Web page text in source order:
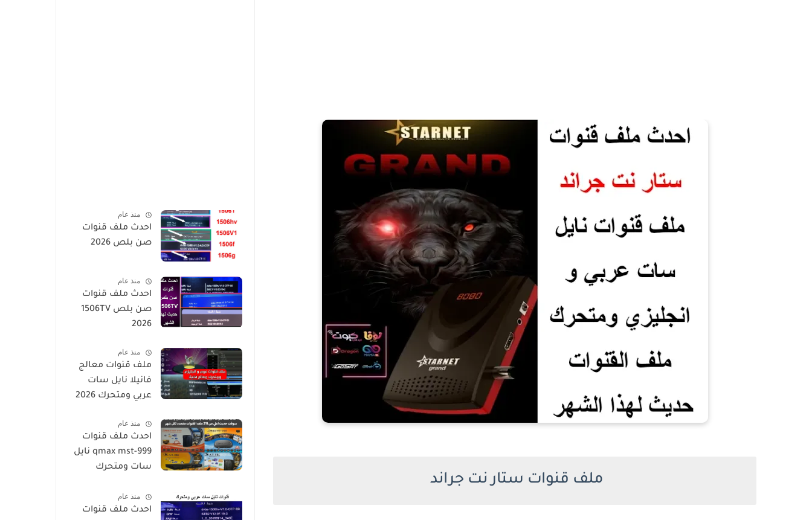
ملف قنوات ستار نت جراند
منذ عام
احدث ملف قنوات
صن بلص 2026
منذ عام
احدث ملف قنوات
صن بلص 1506TV
2026
منذ عام
ملف قنوات معالج
فانيلا نايل سات
عربي ومتحرك 2026
منذ عام
احدث ملف قنوات
qmax mst-999 نايل
سات ومتحرك
H1 Mini-Qmax H2
منذ عام
احدث ملف قنوات